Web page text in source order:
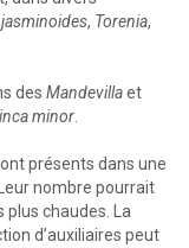
, Torenia,
des Mandevillaet
minor
présents dans une
nombre pourrait
chaudes. La
d’auxiliaires peut